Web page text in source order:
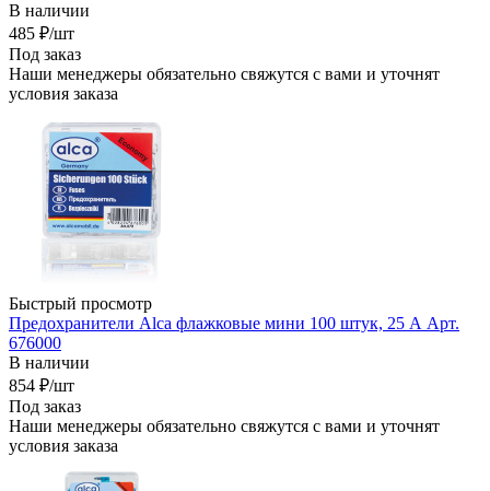
В наличии
485 ₽/шт
Под заказ
Наши менеджеры обязательно свяжутся с вами и уточнят
условия заказа
Быстрый просмотр
Предохранители Alca флажковые мини 100 штук, 25 А Арт.
676000
В наличии
854 ₽/шт
Под заказ
Наши менеджеры обязательно свяжутся с вами и уточнят
условия заказа